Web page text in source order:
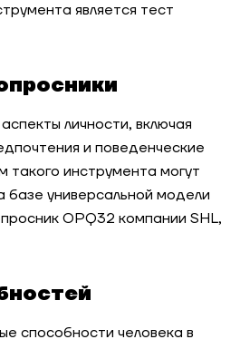
является тест
личности, включая
и поведенческие
инструмента могут
базе универсальной модели
OPQ32 компании SHL,
способности человека в